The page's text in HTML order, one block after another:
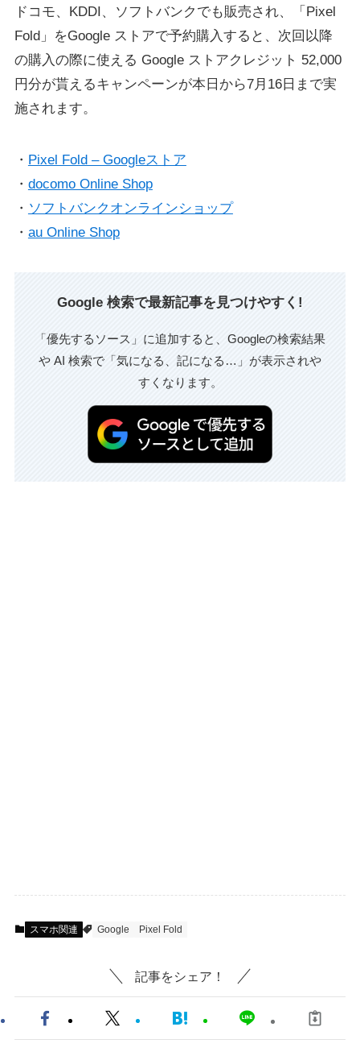
ドコモ、KDDI、ソフトバンクでも販売され、「Pixel
Fold」をGoogle ストアで予約購入すると、次回以降
の購入の際に使える Google ストアクレジット 52,000
円分が貰えるキャンペーンが本日から7月16日まで実
施されます。
・ Pixel Fold – Googleストア
・ docomo Online Shop
・ ソフトバンクオンラインショップ
・ au Online Shop
Google 検索で最新記事を見つけやすく!
「優先するソース」に追加すると、Googleの検索結果
や AI 検索で「気になる、記になる…」が表示されや
すくなります。
スマホ関連 Google Pixel Fold
記事をシェア！